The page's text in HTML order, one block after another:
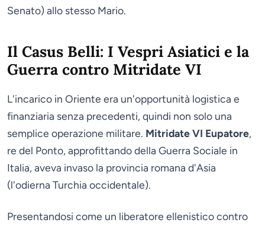
Senato) allo stesso Mario.
Il Casus Belli: I Vespri Asiatici e la
Guerra contro Mitridate VI
L'incarico in Oriente era un'opportunità logistica e
finanziaria senza precedenti, quindi non solo una
semplice operazione militare. Mitridate VI Eupatore,
re del Ponto, approfittando della Guerra Sociale in
Italia, aveva invaso la provincia romana d'Asia
(l'odierna Turchia occidentale).
Presentandosi come un liberatore ellenistico contro